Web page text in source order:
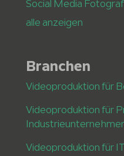
Social Media
alle anzeigen
Branchen
Videoproduktion für
Videoproduktion für
Videoproduktion für